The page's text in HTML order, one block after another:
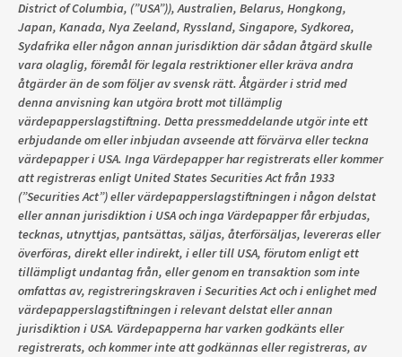
District of Columbia, (”USA”)), Australien, Belarus, Hongkong,
Japan, Kanada, Nya Zeeland, Ryssland, Singapore, Sydkorea,
Sydafrika eller någon annan jurisdiktion där sådan åtgärd skulle
vara olaglig, föremål för legala restriktioner eller kräva andra
åtgärder än de som följer av svensk rätt. Åtgärder i strid med
denna anvisning kan utgöra brott mot tillämplig
värdepapperslagstiftning. Detta pressmeddelande utgör inte ett
erbjudande om eller inbjudan avseende att förvärva eller teckna
värdepapper i USA. Inga Värdepapper har registrerats eller kommer
att registreras enligt United States Securities Act från 1933
(”Securities Act”) eller värdepapperslagstiftningen i någon delstat
eller annan jurisdiktion i USA och inga Värdepapper får erbjudas,
tecknas, utnyttjas, pantsättas, säljas, återförsäljas, levereras eller
överföras, direkt eller indirekt, i eller till USA, förutom enligt ett
tillämpligt undantag från, eller genom en transaktion som inte
omfattas av, registreringskraven i Securities Act och i enlighet med
värdepapperslagstiftningen i relevant delstat eller annan
jurisdiktion i USA. Värdepapperna har varken godkänts eller
registrerats, och kommer inte att godkännas eller registreras, av